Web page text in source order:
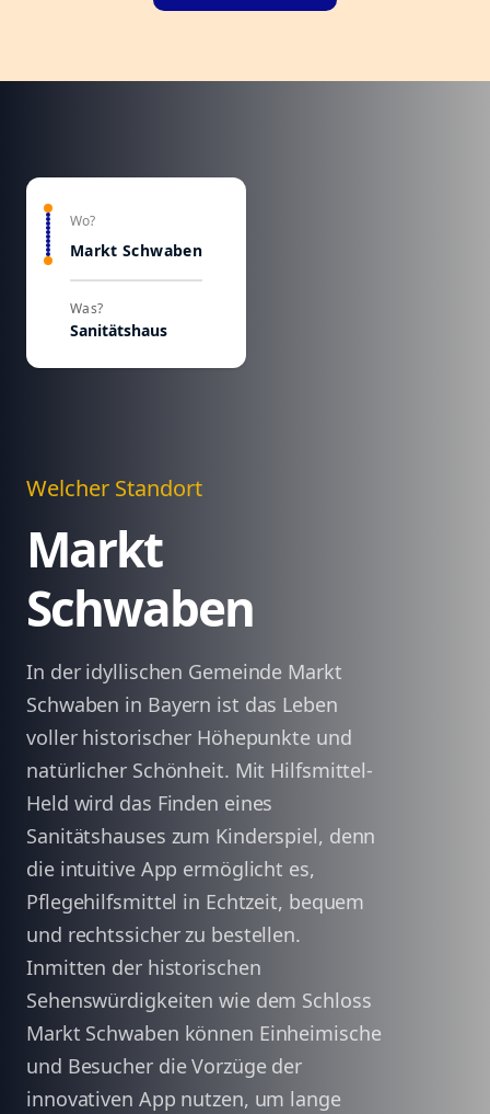
Wo?
Markt Schwaben
Was?
Sanitätshaus
Welcher Standort
Markt
Schwaben
In der idyllischen Gemeinde Markt
Schwaben in Bayern ist das Leben
voller historischer Höhepunkte und
natürlicher Schönheit. Mit Hilfsmittel-
Held wird das Finden eines
Sanitätshauses zum Kinderspiel, denn
die intuitive App ermöglicht es,
Pflegehilfsmittel in Echtzeit, bequem
und rechtssicher zu bestellen.
Inmitten der historischen
Sehenswürdigkeiten wie dem Schloss
Markt Schwaben können Einheimische
und Besucher die Vorzüge der
innovativen App nutzen, um lange